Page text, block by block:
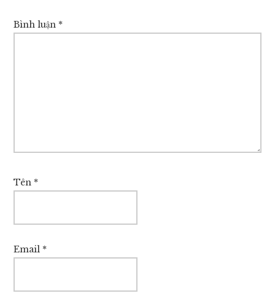
Bình luận *
Tên *
Email *